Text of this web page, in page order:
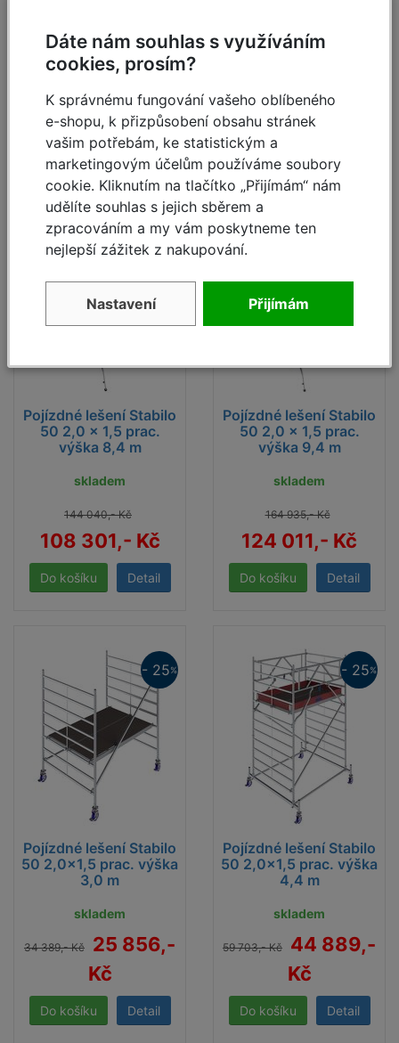
skladem
78 080,- Kč
Detail
skladem
102 717,- Kč
Pojízdné lešení Stabilo
50 2,0 x 1,5 prac.
výška 8,4 m
skladem
144 040,- Kč
108 301,- Kč
Detail
- 25
Pojízdné lešení Stabilo
50 2,0 x 1,5 prac.
výška 9,4 m
skladem
164 935,- Kč
124 011,- Kč
Detail
Pojízdné lešení Stabilo
50 2,0x1,5 prac. výška
3,0 m
skladem
34 389,- Kč
25 856,-
Kč
Detail
- 25%
Pojízdné lešení Stabilo
50 2,0x1,5 prac. výška
4,4 m
skladem
59 703,- Kč
44 889,-
Kč
Detail
- 25%
Dáte nám souhlas s využíváním
cookies, prosím?
K správnému fungování vašeho oblíbeného
e-shopu, k přizpůsobení obsahu stránek
vašim potřebám, ke statistickým a
marketingovým účelům používáme soubory
cookie. Kliknutím na tlačítko „Přijímám“ nám
udělíte souhlas s jejich sběrem a
zpracováním a my vám poskytneme ten
nejlepší zážitek z nakupování.
Nastavení Přijímám